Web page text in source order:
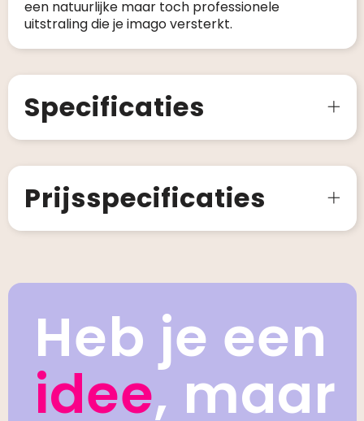
een natuurlijke maar toch professionele
uitstraling die je imago versterkt.
Specificaties
Prijsspecificaties
Heb je een
idee, maar